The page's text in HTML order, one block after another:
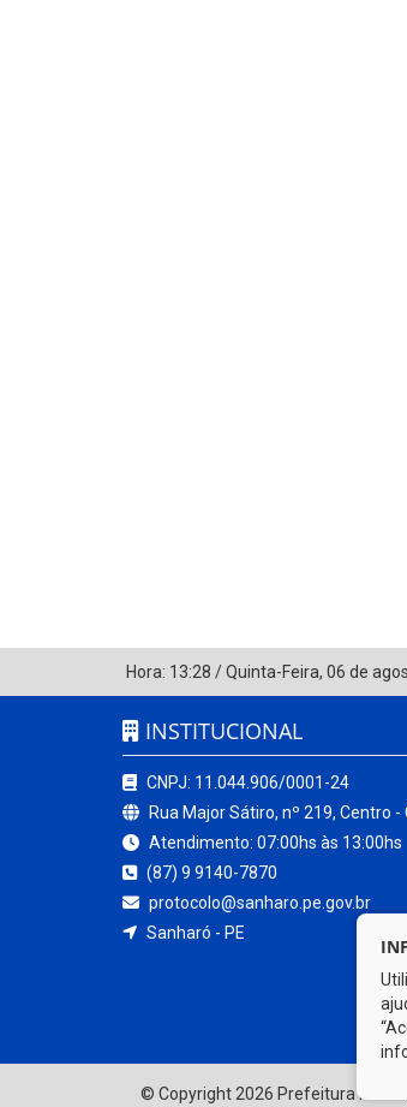
Hora: 13:28 /Quinta-Feira, 06 de
INSTITUCIONAL
CNPJ: 11.044.906/0001-24
Rua Major Sátiro, nº 219, Centro -
Atendimento: 07:00hs às 13:00hs
(87) 9 9140-7870
protocolo@sanharo.pe.gov.br
Sanharó - PE
© Copyright 2026 Prefeitura